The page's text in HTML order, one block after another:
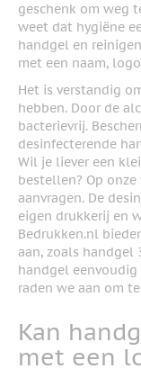
geschenk om weg
weet dat hygiëne
handgel en
met een naam,
Het is verstandig
hebben. Door de
bacterievrij.
desinfecterende
Wil je liever een
bestellen? Op
aanvragen. De
eigen drukkerij en
Bedrukken.nl
aan, zoals handgel
handgel eenvoudig
raden we aan om
Kan
met een